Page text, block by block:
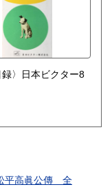
録〉日本ビクター8
平高眞公傳 全